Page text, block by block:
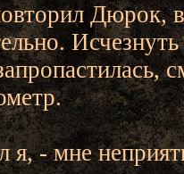
Дюрок,
я, - мне